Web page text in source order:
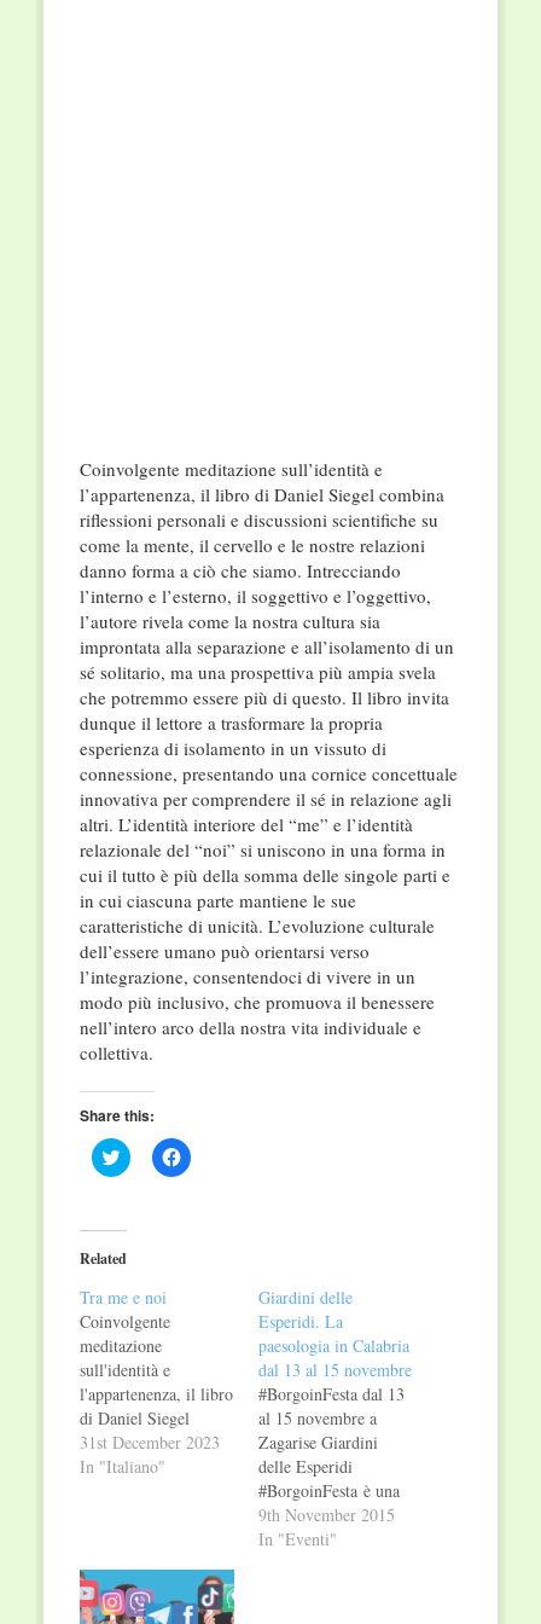
Coinvolgente meditazione sull’identità e
l’appartenenza, il libro di Daniel Siegel combina
riflessioni personali e discussioni scientifiche su
come la mente, il cervello e le nostre relazioni
danno forma a ciò che siamo. Intrecciando
l’interno e l’esterno, il soggettivo e l’oggettivo,
l’autore rivela come la nostra cultura sia
improntata alla separazione e all’isolamento di un
sé solitario, ma una prospettiva più ampia svela
che potremmo essere più di questo. Il libro invita
dunque il lettore a trasformare la propria
esperienza di isolamento in un vissuto di
connessione, presentando una cornice concettuale
innovativa per comprendere il sé in relazione agli
altri. L’identità interiore del “me” e l’identità
relazionale del “noi” si uniscono in una forma in
cui il tutto è più della somma delle singole parti e
in cui ciascuna parte mantiene le sue
caratteristiche di unicità. L’evoluzione culturale
dell’essere umano può orientarsi verso
l’integrazione, consentendoci di vivere in un
modo più inclusivo, che promuova il benessere
nell’intero arco della nostra vita individuale e
collettiva.
Share this:
Click
to
(Opens
in
new
Click
to
Related
Tra me e noi
Coinvolgente
meditazione
sull'identità e
l'appartenenza, il libro
di Daniel Siegel
combina riflessioni
personali e discussioni
Intrecciando l'interno
e l'esterno, il
31st December 2023
In "Italiano"
Giardini delle
Esperidi. La
paesologia in Calabria
dal 13 al 15 novembre
#BorgoinFesta dal 13
al 15 novembre a
Zagarise Giardini
delle Esperidi
#BorgoinFesta è una
nuova proposta
culturale dedicata alla
9th November 2015
In "Eventi"